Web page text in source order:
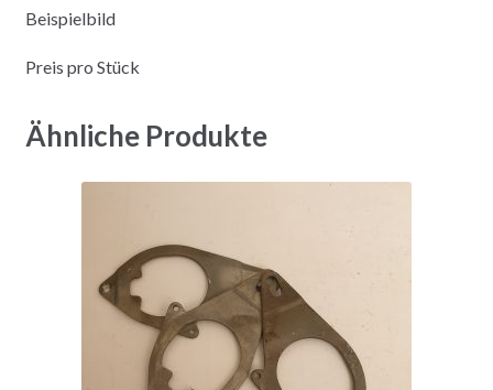
Beispielbild
Preis pro Stück
Ähnliche Produkte